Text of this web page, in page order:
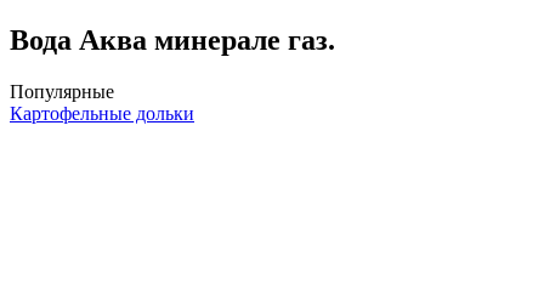
Вода Аква минерале газ.
Популярные
Картофельные дольки